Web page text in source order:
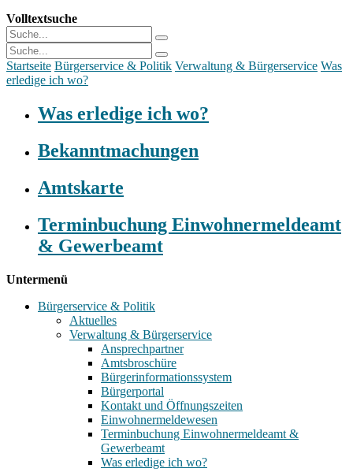
Volltextsuche
Startseite Bürgerservice & Politik Verwaltung & Bürgerservice Was
erledige ich wo?
Was erledige ich wo?
Bekanntmachungen
Amtskarte
Terminbuchung Einwohnermeldeamt
& Gewerbeamt
Untermenü
Bürgerservice & Politik
Aktuelles
Verwaltung & Bürgerservice
Ansprechpartner
Amtsbroschüre
Bürgerinformationssystem
Bürgerportal
Kontakt und Öffnungszeiten
Einwohnermeldewesen
Terminbuchung Einwohnermeldeamt &
Gewerbeamt
Was erledige ich wo?